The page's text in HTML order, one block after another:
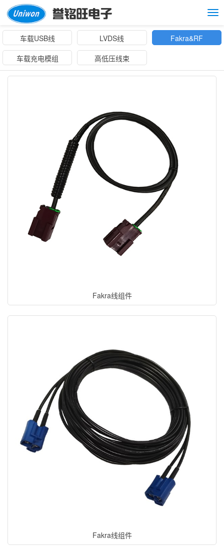
车载USB线
LVDS线
Fakra&RF
车载充电模组
高低压线束
Fakra线组件
Fakra线组件